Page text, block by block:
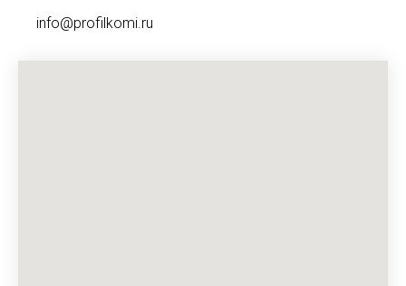
info@profilkomi.ru